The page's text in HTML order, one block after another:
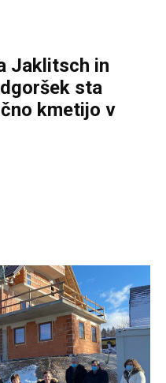
Jaklitsch in
sta
kmetijo v